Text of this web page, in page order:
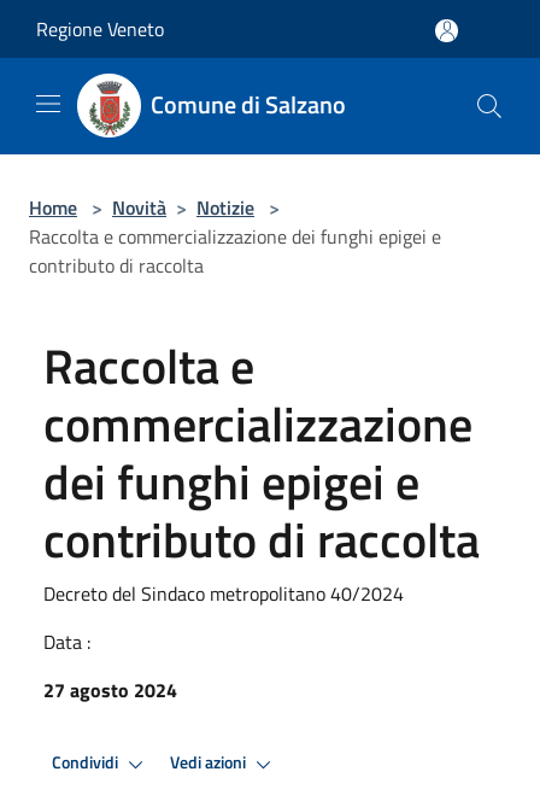
Regione Veneto
Comune di Salzano
Home > Novità > Notizie >
Raccolta e commercializzazione dei funghi epigei e
contributo di raccolta
Raccolta e
commercializzazione
dei funghi epigei e
contributo di raccolta
Decreto del Sindaco metropolitano 40/2024
Data :
27 agosto 2024
Condividi Vedi azioni